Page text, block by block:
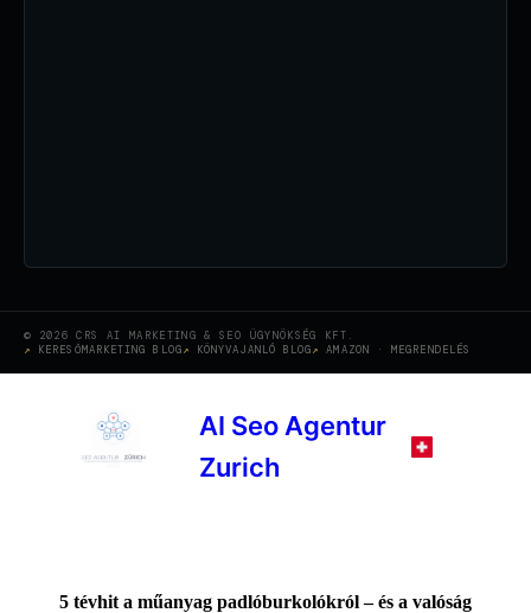
© 2026 CRS AI MARKETING & SEO ÜGYNÖKSÉG KFT.
KERESŐMARKETING BLOG
KÖNYVAJANLÓ BLOG AMAZON · MEGRENDELÉS
AI Seo Agentur
Zurich
5 tévhit a műanyag padlóburkolókról – és a valóság